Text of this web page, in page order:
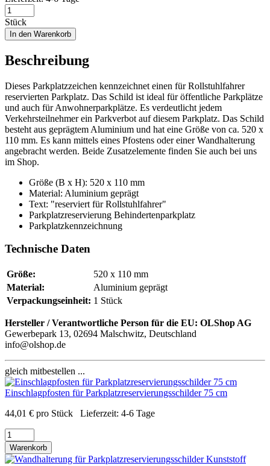
Stück
In den Warenkorb
Beschreibung
Dieses Parkplatzzeichen kennzeichnet einen für Rollstuhlfahrer
reservierten Parkplatz. Das Schild ist ideal für öffentliche Parkplätze
und auch für Anwohnerparkplätze. Es verdeutlicht jedem
Verkehrsteilnehmer ein Parkverbot auf diesem Parkplatz. Das Schild
besteht aus geprägtem Aluminium und hat eine Größe von ca. 520 x
110 mm. Es kann mittels eines Pfostens oder einer Wandhalterung
angebracht werden. Beide Zusatzelemente finden Sie auch bei uns
im Shop.
Größe (B x H): 520 x 110 mm
Material: Aluminium geprägt
Text: "reserviert für Rollstuhlfahrer"
Parkplatzreservierung Behindertenparkplatz
Parkplatzkennzeichnung
Technische Daten
Größe:
520 x 110 mm
Material:
Aluminium geprägt
Verpackungseinheit: 1 Stück
Hersteller / Verantwortliche Person für die EU: OLShop AG
Gewerbepark 13, 02694 Malschwitz, Deutschland
info@olshop.de
gleich mitbestellen ...
Einschlagpfosten für Parkplatzreservierungsschilder 75 cm
44,01 € pro Stück Lieferzeit: 4-6 Tage
Warenkorb